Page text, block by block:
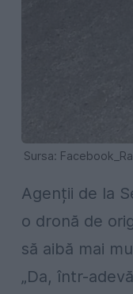
Sursa:
Agenții de la
o dronă de
să aibă mai
„Da, într-